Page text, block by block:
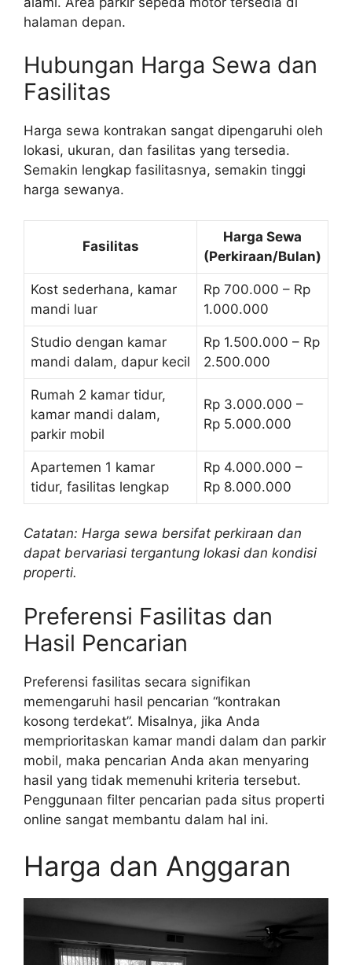
halaman depan.
Hubungan Harga Sewa dan
Fasilitas
Harga sewa kontrakan sangat dipengaruhi oleh
lokasi, ukuran, dan fasilitas yang tersedia.
Semakin lengkap fasilitasnya, semakin tinggi
harga sewanya.
Fasilitas
Harga Sewa
(Perkiraan/Bulan)
Kost sederhana, kamar
mandi luar
Rp 700.000 – Rp
1.000.000
Studio dengan kamar
mandi dalam, dapur kecil
Rp 1.500.000 – Rp
2.500.000
Rumah 2 kamar tidur,
kamar mandi dalam,
parkir mobil
Rp 3.000.000 –
Rp 5.000.000
Apartemen 1 kamar
tidur, fasilitas lengkap
Rp 4.000.000 –
Rp 8.000.000
Catatan: Harga sewa bersifat perkiraan dan
dapat bervariasi tergantung lokasi dan kondisi
properti.
Preferensi Fasilitas dan
Hasil Pencarian
Preferensi fasilitas secara signifikan
memengaruhi hasil pencarian “kontrakan
kosong terdekat”. Misalnya, jika Anda
memprioritaskan kamar mandi dalam dan parkir
mobil, maka pencarian Anda akan menyaring
hasil yang tidak memenuhi kriteria tersebut.
Penggunaan filter pencarian pada situs properti
online sangat membantu dalam hal ini.
Harga dan Anggaran